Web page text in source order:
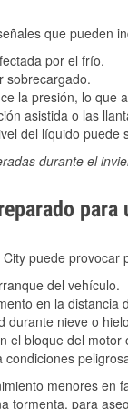
que pueden
por el frío.
sobrecargado.
la presión, lo que
asistida o las
del líquido puede
durante el
para
puede provocar
del vehículo.
en la distancia
durante nieve o
el bloque del
menores
tormenta, para